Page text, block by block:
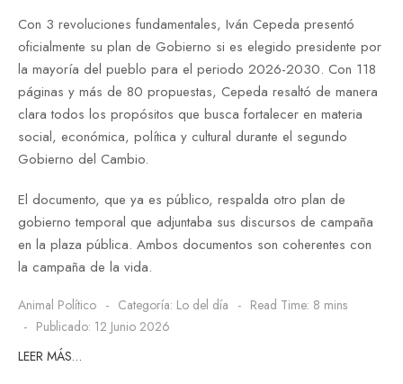
Con 3 revoluciones fundamentales, Iván Cepeda presentó
oficialmente su plan de Gobierno si es elegido presidente por
la mayoría del pueblo para el periodo 2026-2030. Con 118
páginas y más de 80 propuestas, Cepeda resaltó de manera
clara todos los propósitos que busca fortalecer en materia
social, económica, política y cultural durante el segundo
Gobierno del Cambio.
El documento, que ya es público, respalda otro plan de
gobierno temporal que adjuntaba sus discursos de campaña
en la plaza pública. Ambos documentos son coherentes con
la campaña de la vida.
Animal Político Categoría: Lo del día
Read Time: 8 mins
Publicado: 12 Junio 2026
LEER MÁS…